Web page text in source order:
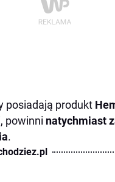
posiadają produkt
powinni natychmiast
.